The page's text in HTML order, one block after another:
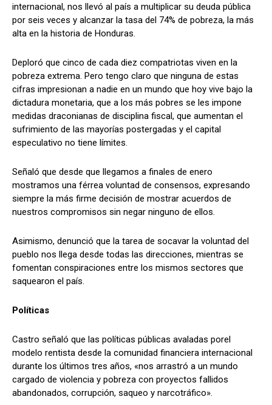
internacional, nos llevó al país a multiplicar su deuda pública
por seis veces y alcanzar la tasa del 74% de pobreza, la más
alta en la historia de Honduras.
Deploró que cinco de cada diez compatriotas viven en la
pobreza extrema. Pero tengo claro que ninguna de estas
cifras impresionan a nadie en un mundo que hoy vive bajo la
dictadura monetaria, que a los más pobres se les impone
medidas draconianas de disciplina fiscal, que aumentan el
sufrimiento de las mayorías postergadas y el capital
especulativo no tiene límites.
Señaló que desde que llegamos a finales de enero
mostramos una férrea voluntad de consensos, expresando
siempre la más firme decisión de mostrar acuerdos de
nuestros compromisos sin negar ninguno de ellos.
Asimismo, denunció que la tarea de socavar la voluntad del
pueblo nos llega desde todas las direcciones, mientras se
fomentan conspiraciones entre los mismos sectores que
saquearon el país.
Políticas
Castro señaló que las políticas públicas avaladas porel
modelo rentista desde la comunidad financiera internacional
durante los últimos tres años, «nos arrastró a un mundo
cargado de violencia y pobreza con proyectos fallidos
abandonados, corrupción, saqueo y narcotráfico».